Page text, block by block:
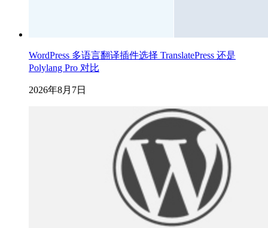
WordPress 多语言翻译插件选择 TranslatePress 还是
Polylang Pro 对比
2026年8月7日